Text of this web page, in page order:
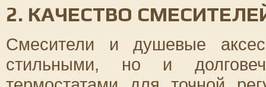
2. КАЧЕСТВО
Смесители и душевые
стильными, но и